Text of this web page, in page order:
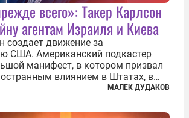
всего»: Такер Карлсон
агентам Израиля и Киева
создает движение за
США. Американский подкастер
манифест, в котором призвал
влиянием в Штатах, в
имея в виду Израиль. А также
войны, выплатить
остановить прием мигрантов...
МАЛЕК ДУДАКОВ